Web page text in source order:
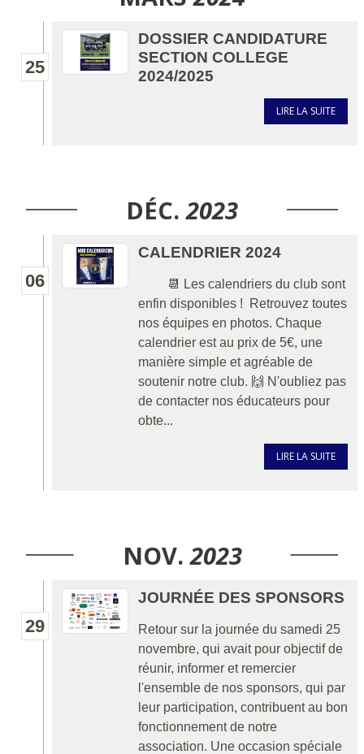
25
DOSSIER CANDIDATURE
SECTION COLLEGE
2024/2025
LIRE LA SUITE
DÉC. 2023
06
CALENDRIER 2024
📆 Les calendriers du club sont
enfin disponibles ! Retrouvez toutes
nos équipes en photos. Chaque
calendrier est au prix de 5€, une
manière simple et agréable de
soutenir notre club. 🙌 N'oubliez pas
de contacter nos éducateurs pour
obte...
LIRE LA SUITE
NOV. 2023
29
JOURNÉE DES SPONSORS
Retour sur la journée du samedi 25
novembre, qui avait pour objectif de
réunir, informer et remercier
l'ensemble de nos sponsors, qui par
leur participation, contribuent au bon
fonctionnement de notre
association. Une occasion spéciale